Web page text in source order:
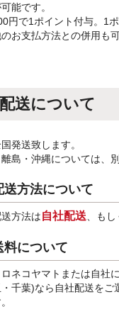
能です。
円で1ポイント付与。1
お支払方法との併用も可
配送について
発送致します。
島・沖縄については、
送方法について
方法は自社配送、もし
料について
ネコヤマトまたは自社
千葉)なら自社配送をご